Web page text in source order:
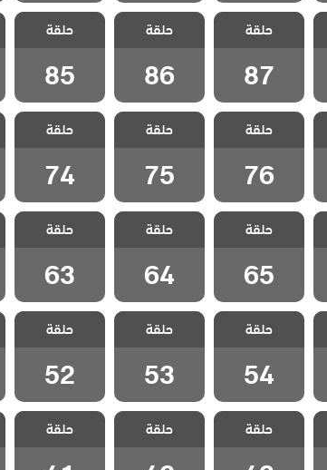
مسلسل الفناء
مدبلج الحلقة 87
حلقة
87
مسلسل الفناء
مدبلج الحلقة 86
حلقة
86
مسلسل الفناء
مدبلج الحلقة 85
حلقة
85
مسلسل الفناء
مدبلج الحلقة 76
حلقة
76
مسلسل الفناء
مدبلج الحلقة 75
حلقة
75
مسلسل الفناء
مدبلج الحلقة 74
حلقة
74
مسلسل الفناء
مدبلج الحلقة 65
حلقة
65
مسلسل الفناء
مدبلج الحلقة 64
حلقة
64
مسلسل الفناء
مدبلج الحلقة 63
حلقة
63
مسلسل الفناء
مدبلج الحلقة 54
حلقة
54
مسلسل الفناء
مدبلج الحلقة 53
حلقة
53
مسلسل الفناء
مدبلج الحلقة 52
حلقة
52
مسلسل الفناء
مدبلج الحلقة 43
حلقة
مسلسل الفناء
مدبلج الحلقة 42
حلقة
مسلسل الفناء
مدبلج الحلقة 41
حلقة